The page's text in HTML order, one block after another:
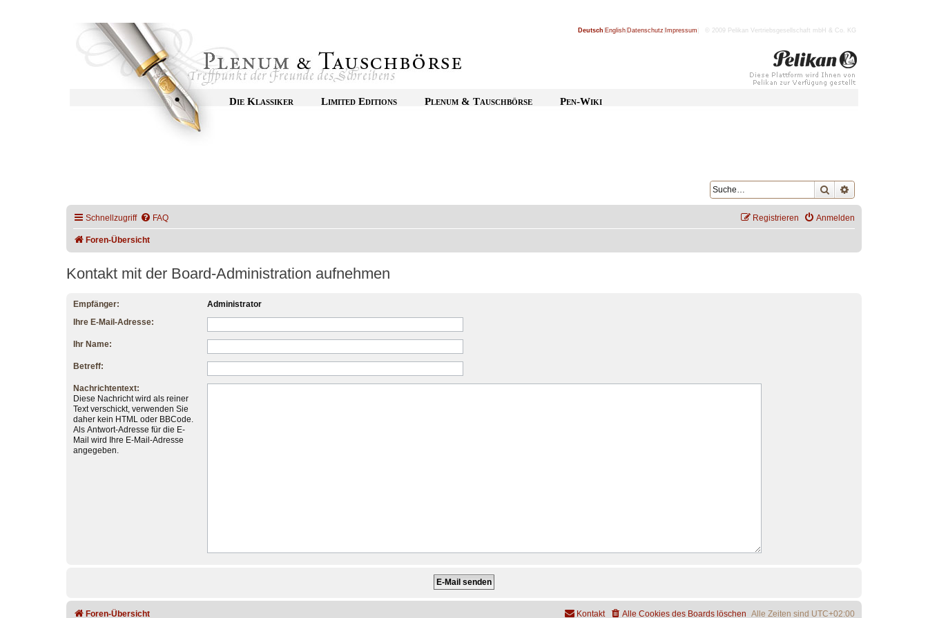
Deutsch English Datenschutz Impressum | © 2009 Pelikan Vertriebsgesellschaft mbH & Co. KG
Die Klassiker Limited Editions Plenum & Tauschbörse Pen-Wiki
Suche
Schnellzugriff FAQ Anmelden
Registrieren
Foren-Übersicht
Kontakt mit der Board-Administration aufnehmen
Empfänger:
Administrator
Ihre E-Mail-Adresse:
Ihr Name:
Betreff:
Nachrichtentext:
Diese Nachricht wird als reiner
Text verschickt, verwenden Sie
daher kein HTML oder BBCode.
Als Antwort-Adresse für die E-
Mail wird Ihre E-Mail-Adresse
angegeben.
Foren-Übersicht Alle Zeiten sind UTC+02:00
Alle Cookies des Boards löschen
Kontakt